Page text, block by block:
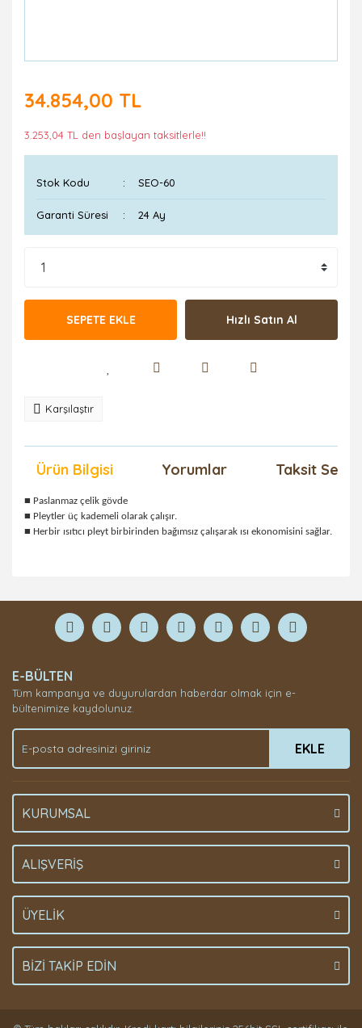
34.854,00 TL
3.253,04 TL den başlayan taksitlerle!!
Stok Kodu SEO-60
Garanti Süresi 24 Ay
SEPETE EKLE Hızlı Satın Al
Karşılaştır
Ürün Bilgisi Yorumlar Taksit
■ Paslanmaz çelik gövde
■ Pleytler üç kademeli olarak çalışır.
■ Herbir ısıtıcı pleyt birbirinden bağımsız çalışarak ısı ekonomisini sağlar.
Yorum Yaz
E-BÜLTEN
Tüm kampanya ve duyurulardan haberdar olmak için e-
bültenimize kaydolunuz.
EKLE
KURUMSAL
ALIŞVERİŞ
ÜYELİK
BİZİ TAKİP EDİN